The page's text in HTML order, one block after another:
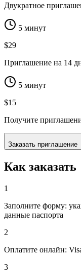
Двукратное
5 минут
$29
Приглашение на 14
5 минут
$15
Получите
Заказать приглашение
Как заказать
1
Заполните форму:
данные паспорта
2
Оплатите онлайн:
3